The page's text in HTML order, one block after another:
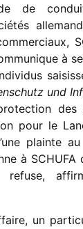
de
à
und
pour le
plainte
à
refuse,
un